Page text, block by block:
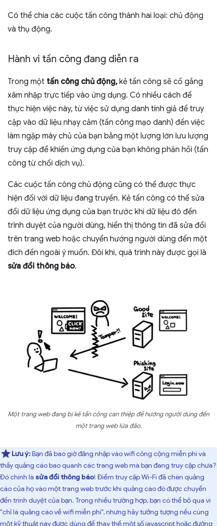
Có thể chia các cuộc tấn công thành hai loại: chủ động
và thụ động.
Hành vi tấn công đang diễn ra
Trong một tấn công chủ động, kẻ tấn công sẽ cố gắng
xâm nhập trực tiếp vào ứng dụng. Có nhiều cách để
thực hiện việc này, từ việc sử dụng danh tính giả để truy
cập vào dữ liệu nhạy cảm (tấn công mạo danh) đến việc
làm ngập máy chủ của bạn bằng một lượng lớn lưu lượng
truy cập để khiến ứng dụng của bạn không phản hồi (tấn
công từ chối dịch vụ).
Các cuộc tấn công chủ động cũng có thể được thực
hiện đối với dữ liệu đang truyền. Kẻ tấn công có thể sửa
đổi dữ liệu ứng dụng của bạn trước khi dữ liệu đó đến
trình duyệt của người dùng, hiển thị thông tin đã sửa đổi
trên trang web hoặc chuyển hướng người dùng đến một
đích đến ngoài ý muốn. Đôi khi, quá trình này được gọi là
sửa đổi thông báo.
Một trang web đang bị kẻ tấn công can thiệp để hướng người dùng đến
một trang web lừa đảo.
Lưu ý:Bạn đã bao giờ đăng nhập vào wifi công cộng miễn phí và
thấy quảng cáo bao quanh các trang web mà bạn đang truy cập chưa?
Đó chính là sửa đổi thông báo! Điểm truy cập Wi-Fi đã chèn quảng
cáo của họ vào một trang web trước khi quảng cáo đó được chuyển
đến trình duyệt của bạn. Trong nhiều trường hợp, bạn có thể bỏ qua vì
"chỉ là quảng cáo về wifi miễn phí", nhưng hãy tưởng tượng nếu cùng
một kỹ thuật này được dùng để thay thế một số javascript hoặc đường